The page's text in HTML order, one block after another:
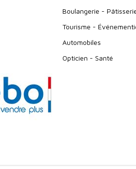
Boulangerie -
Tourisme -
Automobiles
Opticien - Santé